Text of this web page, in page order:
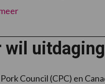
wil
Council (CPC) en